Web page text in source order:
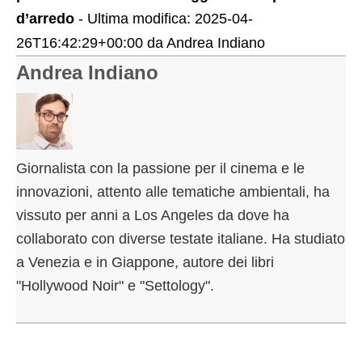
d’arredo - Ultima modifica: 2025-04-
26T16:42:29+00:00 da Andrea Indiano
Andrea Indiano
Giornalista con la passione per il cinema e le
innovazioni, attento alle tematiche ambientali, ha
vissuto per anni a Los Angeles da dove ha
collaborato con diverse testate italiane. Ha studiato
a Venezia e in Giappone, autore dei libri
"Hollywood Noir" e "Settology".